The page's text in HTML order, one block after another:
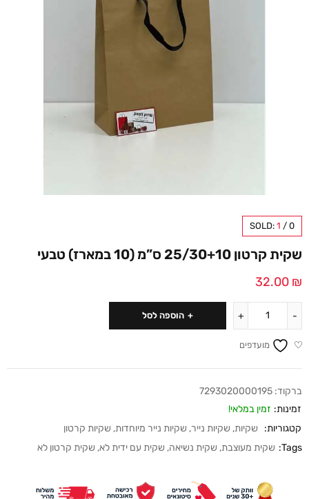
SOLD: 1 / 0
שקית קרטון 25/30+10 ס”מ (10 במארז) טבעי
32.00 ₪
הוספה לסל
מועדפים
ברקוד: 7293020000195
זמינות: זמין במלאי!
קטגוריות:
שקיות, שקיות נייר, שקיות נייר מיוחדות, שקיות קרטון
Tags: שקית מעוצבת, שקית נשיאה, שקית עם ידית לא, שקית קרטון לא